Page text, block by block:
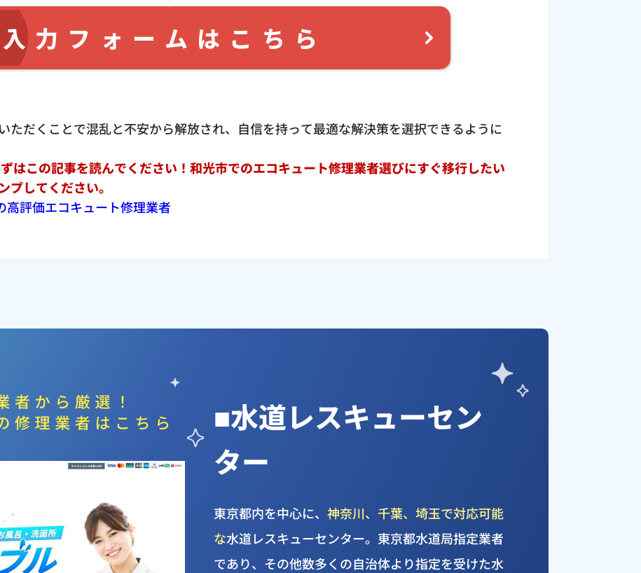
入力フォームはこちら
ただくことで混乱と不安から解放され、自信を持って最適な解決策を選択できるように
はこの記事を読んでください！和光市でのエコキュート修理業者選びにすぐ移行したい
プしてください。
評価エコキュート修理業者
■水道レスキューセン
ター
東京都内を中心に、神奈川、千葉、埼玉で対応可能
な水道レスキューセンター。東京都水道局指定業者
であり、その他数多くの自治体より指定を受けた水